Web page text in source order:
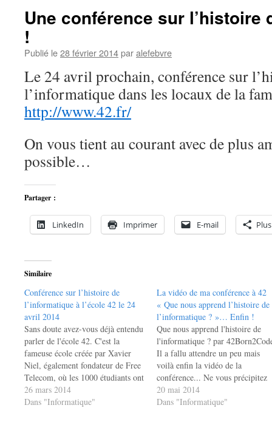
Une conférence sur l’histoire
!
Publié le28 février 2014paralefebvre
Le 24 avril prochain, conférence sur
l’informatique dans les locaux de la
http://www.42.fr/
On vous tient au courant avec de plus
possible…
Partager :
LinkedIn Imprimer E-mail Plus
Similaire
Conférence sur l’histoire de
l’informatique à l’école 42 le 24
avril 2014
Sans doute avez-vous déjà entendu
parler de l'école 42. C'est la
fameuse école créée par Xavier
Niel, également fondateur de Free
Telecom, où les 1000 étudiants ont
été sélectionnés selon un processus
inédit et bénéficient d'un
26 mars 2014
Dans "Informatique"
La vidéo de ma conférence à 42
« Que nous apprend l’histoire de
l’informatique ? »… Enfin !
Que nous apprend l'histoire de
l'informatique ? par
Il a fallu attendre un peu mais
voilà enfin la vidéo de la
conférence... Ne vous précipitez
pas : c'est long, c'est mou et je
plutôt déçu par ma prestation
20 mai 2014
Dans "Informatique"